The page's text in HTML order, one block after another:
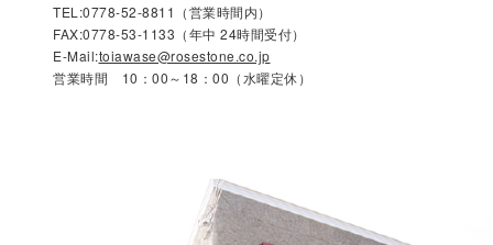
TEL:0778-52-8811（営業時間内）
FAX:0778-53-1133（年中 24時間受付）
E-Mail:toiawase@rosestone.co.jp
営業時間 10：00～18：00（水曜定休）